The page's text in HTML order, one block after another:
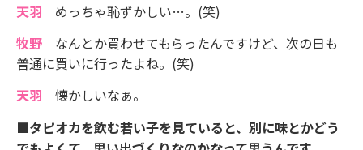
天羽 めっちゃ恥ずかしい…。(笑)
牧野 なんとか買わせてもらったんですけど、次の日も
普通に買いに行ったよね。(笑)
天羽 懐かしいなぁ。
■タピオカを飲む若い子を見ていると、別に味とかどう